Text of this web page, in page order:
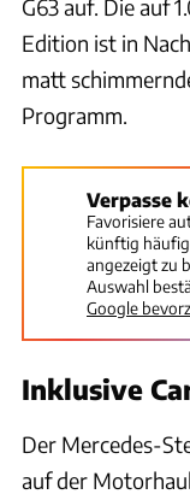
G63 auf. Die auf
Edition ist in
matt
Programm.
Verpasse
Favorisiere
künftig
angezeigt zu
Auswahl
Google
Inklusive
Der Mercedes-
auf der